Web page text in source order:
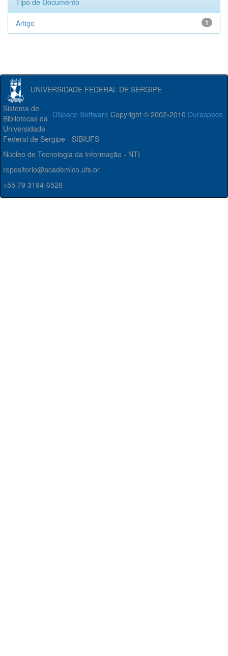
Tipo de Documento
1
Artigo
UNIVERSIDADE FEDERAL DE SERGIPE
DSpace Software Copyright © 2002-2010 Duraspace
Sistema de
Bibliotecas da
Universidade
Federal de Sergipe - SIBIUFS
Núcleo de Tecnologia da Informação - NTI
repositorio@academico.ufs.br
+55 79 3194-6528